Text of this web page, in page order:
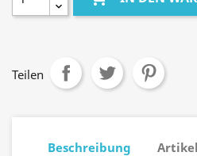
Teilen
Beschreibung